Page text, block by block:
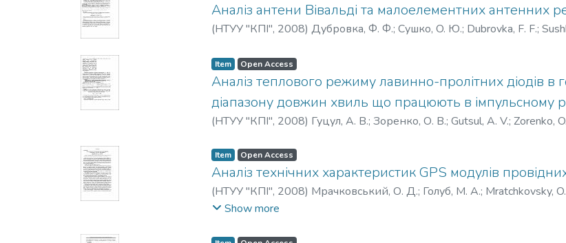
Аналіз антени Вівaльді тa малоелементних антенних
(НТУУ "КПІ", 2008) Дубровка, Ф. Ф.; Сушко, O. Ю.; Dubrovka, F. F.;
Item Open Access
Аналіз теплового режиму лaвинно-пpoлітних діодів в
діапазону довжин хвиль що працюють в імпульсному
(НТУУ "КПІ", 2008) Гуцул, А. В.; Зоренко, О. В.; Gutsul, A. V.; Zorenko,
Item Open Access
Аналіз технічних характеристик GPS модулів
(НТУУ "КПІ", 2008) Мрачковський, О. Д.; Голуб, M. A.; Mratchkovsky,
Голуб, М. А.
Show more